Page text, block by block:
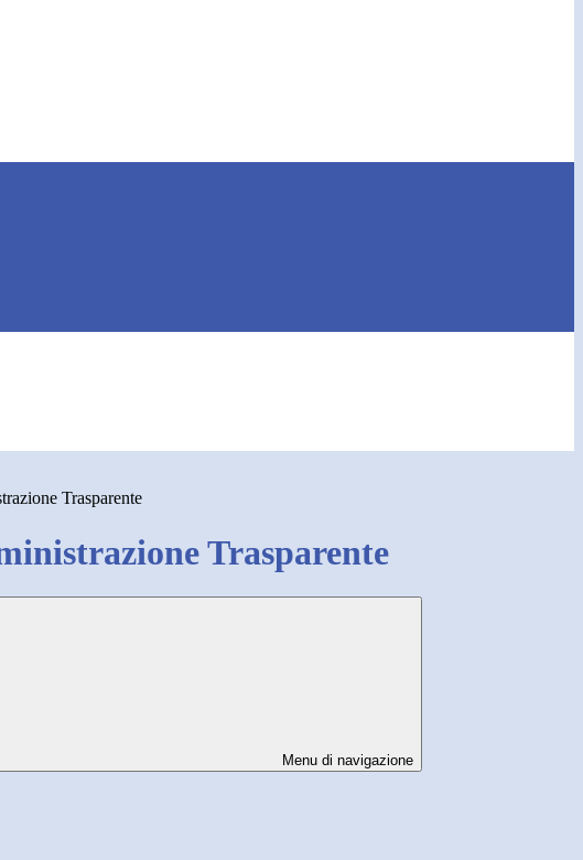
Trasparente
Trasparente
Menu di navigazione